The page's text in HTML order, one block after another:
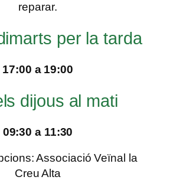
reparar.
per la tarda
17:00 a 19:00
dijous al mati
09:30 a 11:30
Associació Veïnal la
Creu Alta